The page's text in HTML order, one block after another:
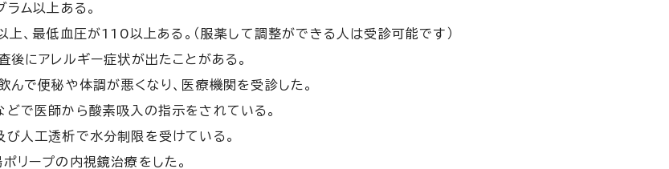
ム以上ある。
、最低血圧が110以上ある。（服薬して調整ができる人は受診可能です）
後にアレルギー症状が出たことがある。
んで便秘や体調が悪くなり、医療機関を受診した。
で医師から酸素吸入の指示をされている。
人工透析で水分制限を受けている。
リープの内視鏡治療をした。